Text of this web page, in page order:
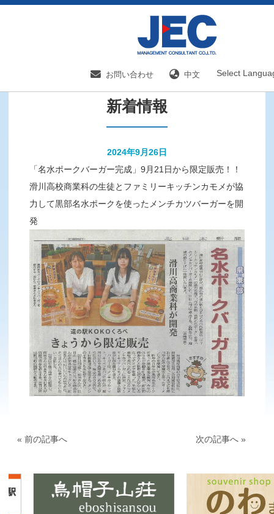
お問い合わせ 中文 Select
新着情報
新着情報
2024年9月26日
「名水ポークバーガー完成」9月21日から限定販売！！
滑川高校商業科の生徒とファミリーキッチンカモメが協
力して黒部名水ポークを使ったメンチカツバーガーを開
発
« 前の記事へ 次の記事へ »